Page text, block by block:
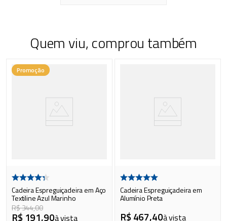
Quem viu, comprou também
Promoção
Cadeira Espreguiçadeira em Aço
Textiline Azul Marinho
R$344,00
R$ 191,90à vista
Cadeira Espreguiçadeira em
Alumínio Preta
R$ 467,40à vista